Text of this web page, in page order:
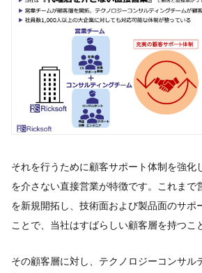
それを行うために顧客サポート体制を強化
を介さない直接営業が特徴です。これまで
を新規開拓し、技術面および製品面のサポ
ことで、当社はすばらしい顧客層を持つこ
その顧客層に対し、テクノロジーコンサル